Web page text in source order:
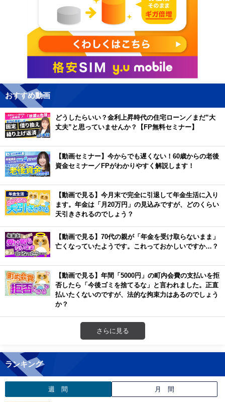
おすすめ動画
どうしたらいい？金利上昇時代の住宅ローン／まだ”大
丈夫”と思っていませんか？【FP無料セミナー】
【動画セミナー】今からでも遅くない！60歳からの老後
資金セミナー／FPがわかりやすく解説します！
【動画で見る】今月末で完全に引退して年金生活に入り
ます。年金は「月20万円」の見込みですが、どのくらい
天引きされるのでしょう？
【動画で見る】70代の親が「年金を受け取らないまま」
亡くなっていたようです。これっておかしいですか…？
【動画で見る】年間「5000円」の町内会費の支払いを拒
否したら「今後ゴミを捨てるな」と言われました。正直
払いたくないのですが、法的な拘束力はあるのでしょう
か？
さらに見る
ランキング
週 間 月 間